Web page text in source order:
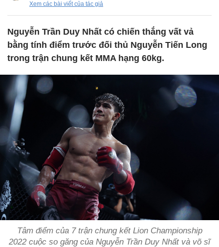
Xem các bài viết của tác giả
Nguyễn Trần Duy Nhất có chiến thắng vất vả
bằng tính điểm trước đối thủ Nguyễn Tiến Long
trong trận chung kết MMA hạng 60kg.
Tâm điểm của 7 trận chung kết Lion Championship
2022 cuộc so găng của Nguyễn Trần Duy Nhất và võ sĩ